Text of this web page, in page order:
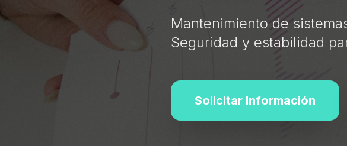
Mantenimiento de
Seguridad y estabilidad
Solicitar Información